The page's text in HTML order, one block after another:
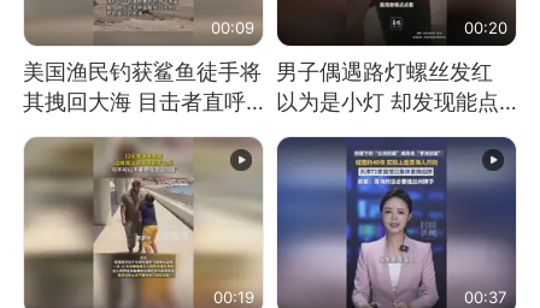
00:09
美国渔民钓获鲨鱼徒手将
其拽回大海 目击者直呼
震惊 （视频来源：参考
消息）
00:20
男子偶遇路灯螺丝发红
以为是小灯 却发现能点
燃香烟 当事人：已报警
处理
00:19 00:37